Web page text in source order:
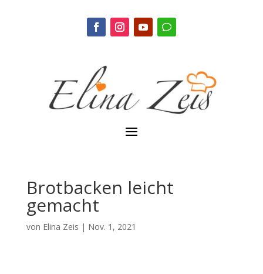
Brotbacken leicht
gemacht
von Elina Zeis | Nov. 1, 2021